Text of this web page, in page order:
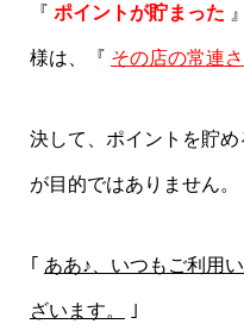
『 ポイントが貯まった
様は、『 その店の常連
決して、ポイントを貯
が目的ではありません。
｢ ああ♪、いつもご利用
ざいます。 ｣